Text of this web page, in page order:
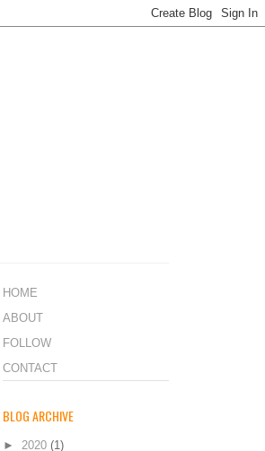
HOME
ABOUT
FOLLOW
CONTACT
BLOG ARCHIVE
► 2020 (1)